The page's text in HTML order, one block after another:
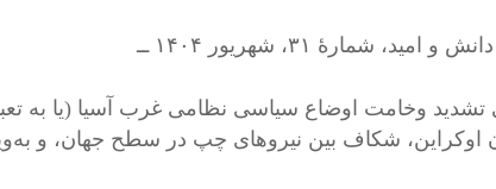
و امید، شمارهٔ ۳۱، شهریور ۱۴۰۴ ــ
تشدید وخامت اوضاع سیاسی نظامی غرب آسیا (یا به تعبیر
اوکراین، شکاف بین نیروهای چپ در سطح جهان، و